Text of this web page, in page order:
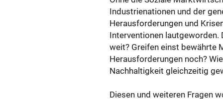
Industrienationen und der
Herausforderungen und
Interventionen
weit? Greifen einst bewährte
Herausforderungen noch?
Nachhaltigkeit gleichzeitig
Diesen und weiteren Fragen